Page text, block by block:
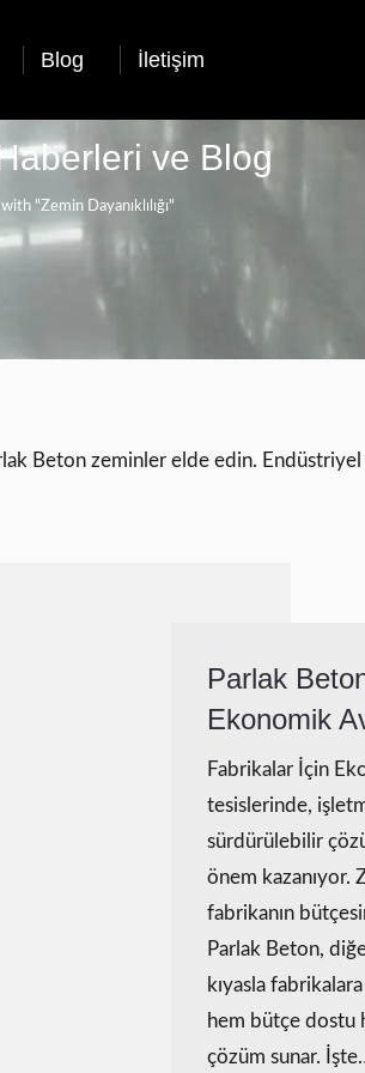
Blog İletişim
ve Blog
"Zemin Dayanıklılığı"
Beton zeminler elde edin.
Parlak
Ekonomik
Fabrikalar İçin
tesislerinde,
sürdürülebilir
önem kazanıyor.
fabrikanın
Parlak Beton,
kıyasla
hem bütçe dostu
çözüm sunar.